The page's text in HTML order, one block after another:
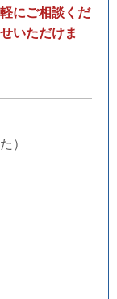
にご相談くだ
いただけま
）